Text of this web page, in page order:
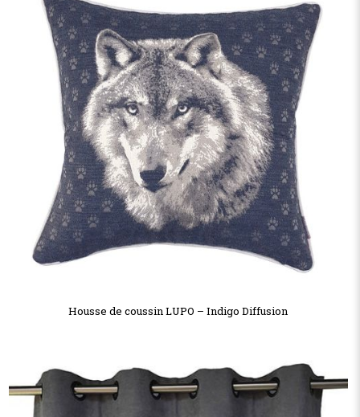
Housse de coussin LUPO – Indigo Diffusion